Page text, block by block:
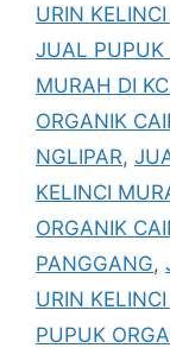
URIN
JUAL PUPUK
MURAH DI
ORGANIK
NGLIPAR,
KELINCI
ORGANIK
PANGGANG,
URIN
PUPUK